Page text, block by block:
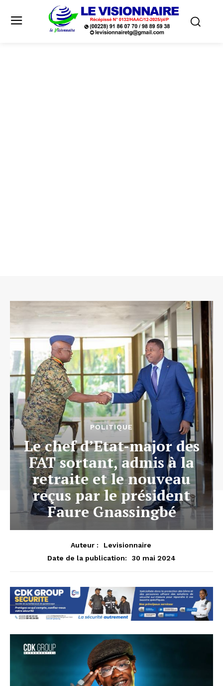
POLITIQUE
Le chef d’Etat-major des
FAT sortant, admis à la
retraite et le nouveau
reçus par le président
Faure Gnassingbé
Auteur :
Levisionnaire
Date de la publication:
30 mai 2024